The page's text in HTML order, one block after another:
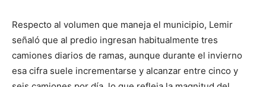
Respecto al volumen que maneja el municipio, Lemir
señaló que al predio ingresan habitualmente tres
camiones diarios de ramas, aunque durante el invierno
esa cifra suele incrementarse y alcanzar entre cinco y